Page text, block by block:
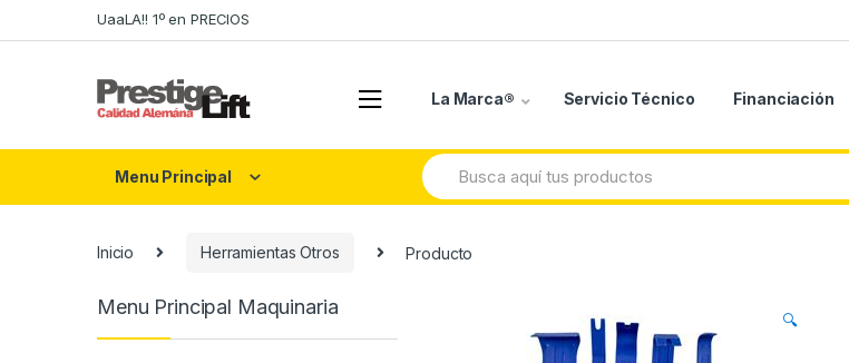
to
to
UaaLA!! 1º en PRECIOS
La Marca® Servicio Técnico Financiación
Menu Principal
Search
for:
Inicio Herramientas Otros Producto
🔍
Menu Principal Maquinaria